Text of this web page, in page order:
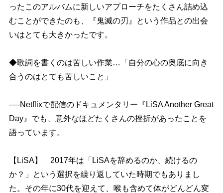
ったこのアルバムに新しいアプローチをたくさん詰め込
むことができたのも、『鬼滅の刃』という作品との出会
いはとても大きかったです。
◆歌詞を書くのは苦しい作業…「自分の心の奥底に向き
合うのはとても苦しいこと」
──Netflixで配信のドキュメンタリー『LiSA Another Great
Day』でも、意外なほどたくさんの挫折があったことを
語っています。
【LiSA】 2017年は「LiSAを辞めるのか、続けるの
か？」という選択を繰り返していた時期でもありまし
た。その年に30代を迎えて、喉も含めて体がどんどん変